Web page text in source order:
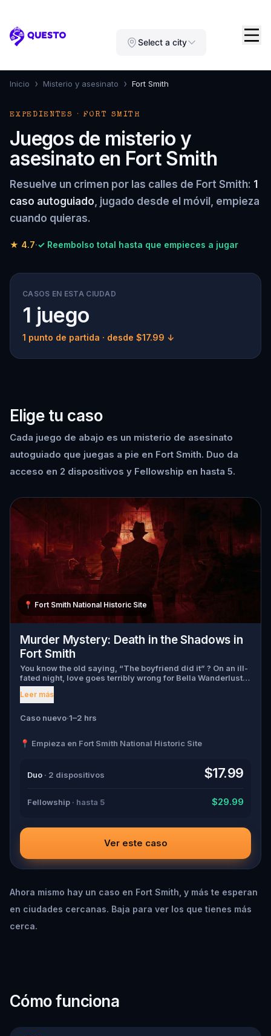
Questo Select a city
Inicio › Misterio y asesinato › Fort Smith
EXPEDIENTES · FORT SMITH
Juegos de misterio y
asesinato en Fort Smith
Resuelve un crimen por las calles de Fort Smith: 1
caso autoguiado, jugado desde el móvil, empieza
cuando quieras.
★ 4.7·✓ Reembolso total hasta que empieces a jugar
CASOS EN ESTA CIUDAD
1 juego
1 punto de partida · desde $17.99 ↓
Elige tu caso
Cada juego de abajo es un misterio de asesinato
autoguiado que juegas a pie en Fort Smith. Duo da
acceso en 2 dispositivos y Fellowship en hasta 5.
📍 Fort Smith National Historic Site
Murder Mystery: Death in the Shadows in
Fort Smith
You know the old saying, “The boyfriend did it” ? On an ill-
fated night, love goes terribly wrong for Bella Wanderlust
and Walter Bridges . Bella, a famous travel blogger, was
found dead during a ghost tour led by the theatrical Percy
Walter, the obsessed boyfriend? Percy, the ghost tour
suspects, and expose the real murderer before they strike
Leer más
Caso nuevo·1–2 hrs
📍 Empieza en Fort Smith National Historic Site
Duo · 2 dispositivos $17.99
Fellowship · hasta 5 $29.99
Ver este caso
Ahora mismo hay un caso en Fort Smith, y más te esperan
en ciudades cercanas. Baja para ver los que tienes más
cerca.
Cómo funciona